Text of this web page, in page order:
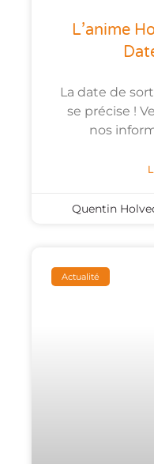
L’anime
La date de
se précise !
nos
Quentin
Actualité